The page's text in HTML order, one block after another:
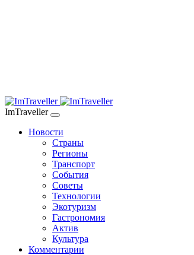
ImTraveller
Новости
Страны
Регионы
Транспорт
События
Советы
Технологии
Экотуризм
Гастрономия
Актив
Культура
Комментарии